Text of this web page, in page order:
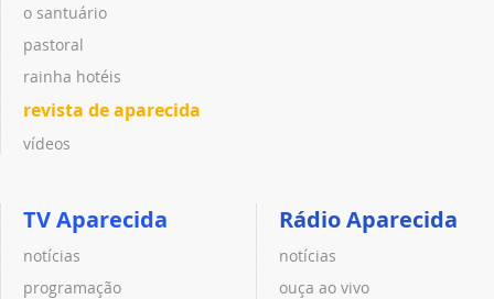
o santuário
pastoral
rainha hotéis
revista de aparecida
vídeos
TV Aparecida
notícias
programação
Rádio Aparecida
notícias
ouça ao vivo